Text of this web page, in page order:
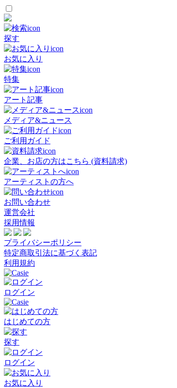
探す
お気に入り
特集
アート記事
メディア&ニュース
ご利用ガイド
企業、お店の方はこちら (資料請求)
アーティストの方へ
お問い合わせ
運営会社
採用情報
プライバシーポリシー
特定商取引法に基づく表記
利用規約
ログイン
はじめての方
探す
ログイン
お気に入り